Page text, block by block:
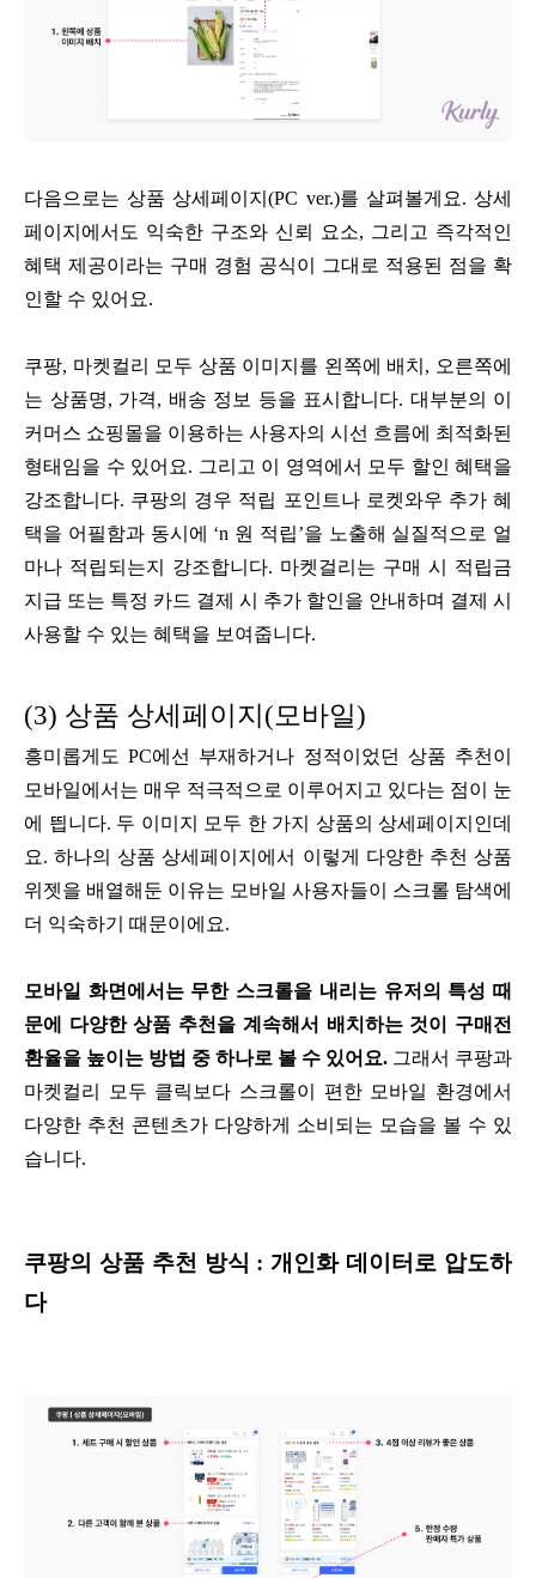
다음으로는 상품 상세페이지(PC ver.)를 살펴볼게요. 상세
페이지에서도 익숙한 구조와 신뢰 요소, 그리고 즉각적인
혜택 제공이라는 구매 경험 공식이 그대로 적용된 점을 확
인할 수 있어요.
쿠팡, 마켓컬리 모두 상품 이미지를 왼쪽에 배치, 오른쪽에
는 상품명, 가격, 배송 정보 등을 표시합니다. 대부분의 이
커머스 쇼핑몰을 이용하는 사용자의 시선 흐름에 최적화된
형태임을 수 있어요. 그리고 이 영역에서 모두 할인 혜택을
강조합니다. 쿠팡의 경우 적립 포인트나 로켓와우 추가 혜
택을 어필함과 동시에 ‘n 원 적립’을 노출해 실질적으로 얼
마나 적립되는지 강조합니다. 마켓걸리는 구매 시 적립금
지급 또는 특정 카드 결제 시 추가 할인을 안내하며 결제 시
사용할 수 있는 혜택을 보여줍니다.
(3) 상품 상세페이지(모바일)
흥미롭게도 PC에선 부재하거나 정적이었던 상품 추천이
모바일에서는 매우 적극적으로 이루어지고 있다는 점이 눈
에 띕니다. 두 이미지 모두 한 가지 상품의 상세페이지인데
요. 하나의 상품 상세페이지에서 이렇게 다양한 추천 상품
위젯을 배열해둔 이유는 모바일 사용자들이 스크롤 탐색에
더 익숙하기 때문이에요.
모바일 화면에서는 무한 스크롤을 내리는 유저의 특성 때
문에 다양한 상품 추천을 계속해서 배치하는 것이 구매전
환율을 높이는 방법 중 하나로 볼 수 있어요. 그래서 쿠팡과
마켓컬리 모두 클릭보다 스크롤이 편한 모바일 환경에서
다양한 추천 콘텐츠가 다양하게 소비되는 모습을 볼 수 있
습니다.
쿠팡의 상품 추천 방식 : 개인화 데이터로 압도하
다